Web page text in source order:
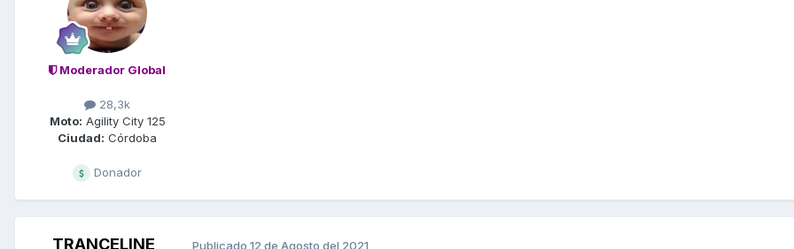
Moderador Global
28,3k
Moto: Agility City 125
Ciudad: Córdoba
Donador
TRANCELINE Publicado 12 de Agosto del 2021